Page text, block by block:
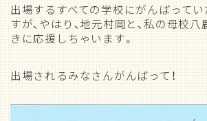
出場するすべての学校にがんばって
すが、やはり、地元村岡と、私の母校八
きに応援しちゃいます。
出場されるみなさんがんばって！